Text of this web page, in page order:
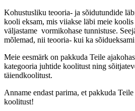
Kohustusliku teooria- ja sõidutundide
kooli eksam, mis viiakse läbi meie
väljastame vormikohase tunnistuse.
mõlemad, nii teooria- kui ka
Meie eesmärk on pakkuda Teile
kategooria juhtide koolitust ning
täiendkoolitust.
Anname endast parima, et pakkuda
koolitust!